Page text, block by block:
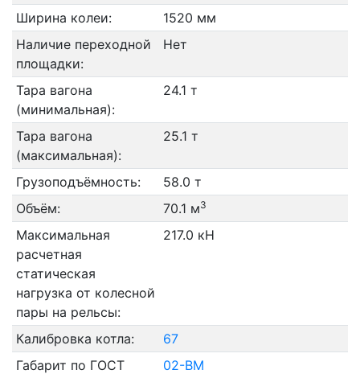
Ширина колеи:
1520 мм
Наличие переходной
площадки:
Нет
Тара вагона
(минимальная):
24.1 т
Тара вагона
(максимальная):
25.1 т
Грузоподъёмность:
58.0 т
Объём:
70.1 м3
Максимальная
расчетная
статическая
нагрузка от колесной
пары на рельсы:
217.0 кН
Калибровка котла:
67
Габарит по ГОСТ
02-ВМ